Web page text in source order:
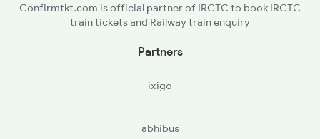
AII - Ajmer Jn
Confirmtkt.com is official partner of IRCTC to book IRCTC
train tickets and Railway train enquiry
Partners
ixigo
abhibus